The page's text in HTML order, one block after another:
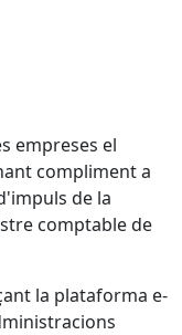
empreses el
compliment a
de la
comptable de
la plataforma e-